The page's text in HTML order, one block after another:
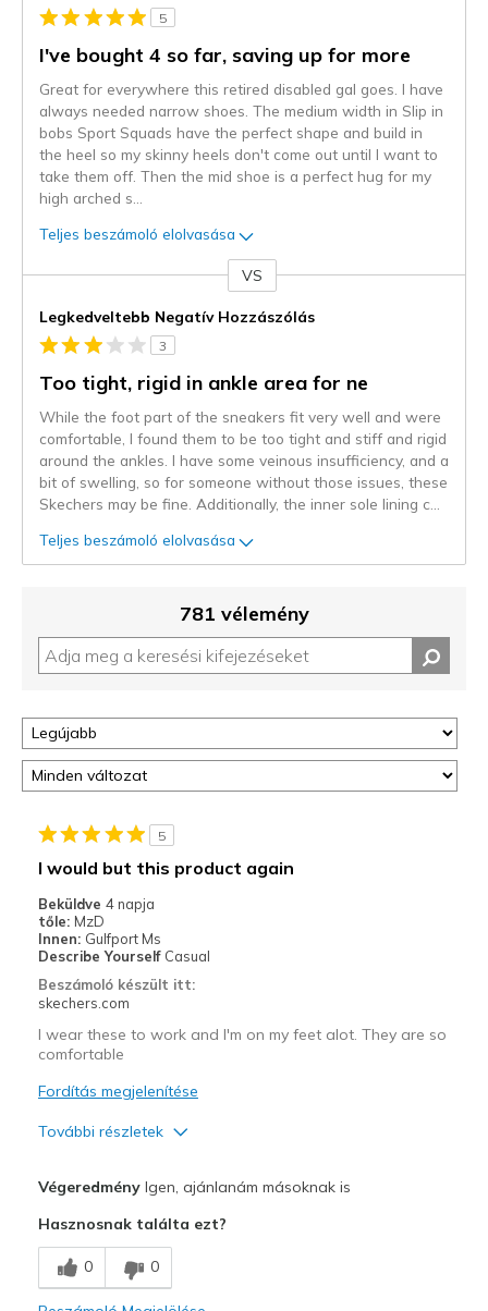
5
I've bought 4 so far, saving up for more
Great for everywhere this retired disabled gal goes. I have
always needed narrow shoes. The medium width in Slip in
bobs Sport Squads have the perfect shape and build in
the heel so my skinny heels don't come out until I want to
take them off. Then the mid shoe is a perfect hug for my
high arched s
Teljes beszámoló elolvasása
VS
Legkedveltebb Negatív Hozzászólás
3
Too tight, rigid in ankle area for ne
While the foot part of the sneakers fit very well and were
comfortable, I found them to be too tight and stiff and rigid
around the ankles. I have some veinous insufficiency, and a
bit of swelling, so for someone without those issues, these
Skechers may be fine. Additionally, the inner sole lining c
Teljes beszámoló elolvasása
781 vélemény
5
I would but this product again
Beküldve 4 napja
tőle: MzD
Innen: Gulfport Ms
Describe Yourself Casual
Beszámoló készült itt:
skechers.com
I wear these to work and I'm on my feet alot. They are so
comfortable
Fordítás megjelenítése
További részletek
Comfortable
Stylish
VégeredményIgen, ajánlanám másoknak is
Hasznosnak találta ezt?
0 0